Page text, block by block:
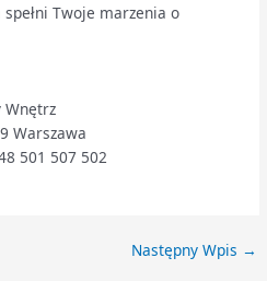
Twoje marzenia o
Wnętrz
Warszawa
501 507 502
Następny Wpis →